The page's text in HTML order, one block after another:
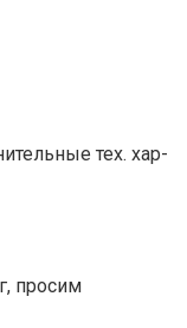
тех. хар-
просим